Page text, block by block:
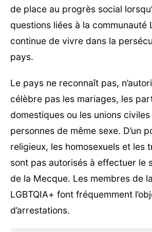
de place au progrès social
questions liées à la communauté
continue de vivre dans la
pays.
Le pays ne reconnaît pas,
célèbre pas les mariages, les
domestiques ou les unions
personnes de même sexe. D’un
religieux, les homosexuels et les
sont pas autorisés à effectuer le
de la Mecque. Les membres de
LGBTQIA+ font fréquemment
d’arrestations.